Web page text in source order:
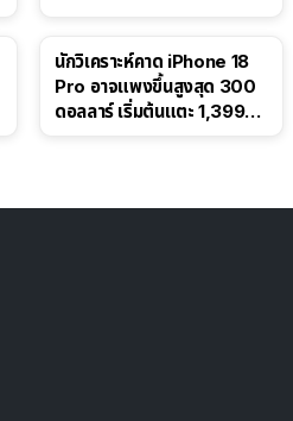
นักวิเคราะห์คาด iPhone 18
Pro อาจแพงขึ้นสูงสุด 300
ดอลลาร์ เริ่มต้นแตะ 1,399